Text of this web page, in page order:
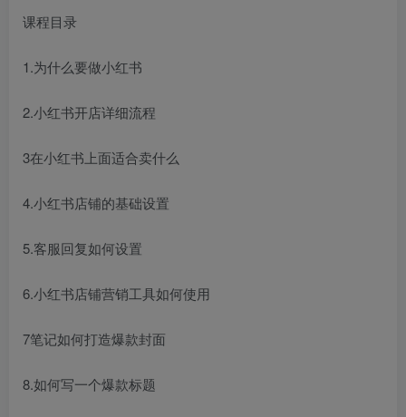
课程目录
1.为什么要做小红书
2.小红书开店详细流程
3在小红书上面适合卖什么
4.小红书店铺的基础设置
5.客服回复如何设置
6.小红书店铺营销工具如何使用
7笔记如何打造爆款封面
8.如何写一个爆款标题